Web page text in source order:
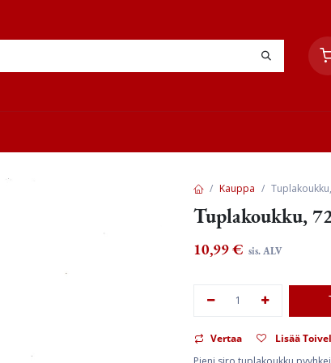
Kauppa
Tuplakoukku,
10,99€ sis. ALV
Vertaa
Lisää